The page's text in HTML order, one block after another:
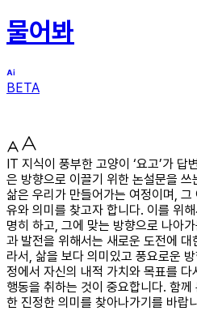
물어봐
BETA
IT 지식이 풍부한 고양이 ‘요고’가 답
은 방향으로 이끌기 위한 논설문을
삶은 우리가 만들어가는 여정이며, 그
유와 의미를 찾고자 합니다. 이를 위
명히 하고, 그에 맞는 방향으로 나아
과 발전을 위해서는 새로운 도전에
라서, 삶을 보다 의미있고 풍요로운
정에서 자신의 내적 가치와 목표를
행동을 취하는 것이 중요합니다. 함
한 진정한 의미를 찾아나가기를 바랍